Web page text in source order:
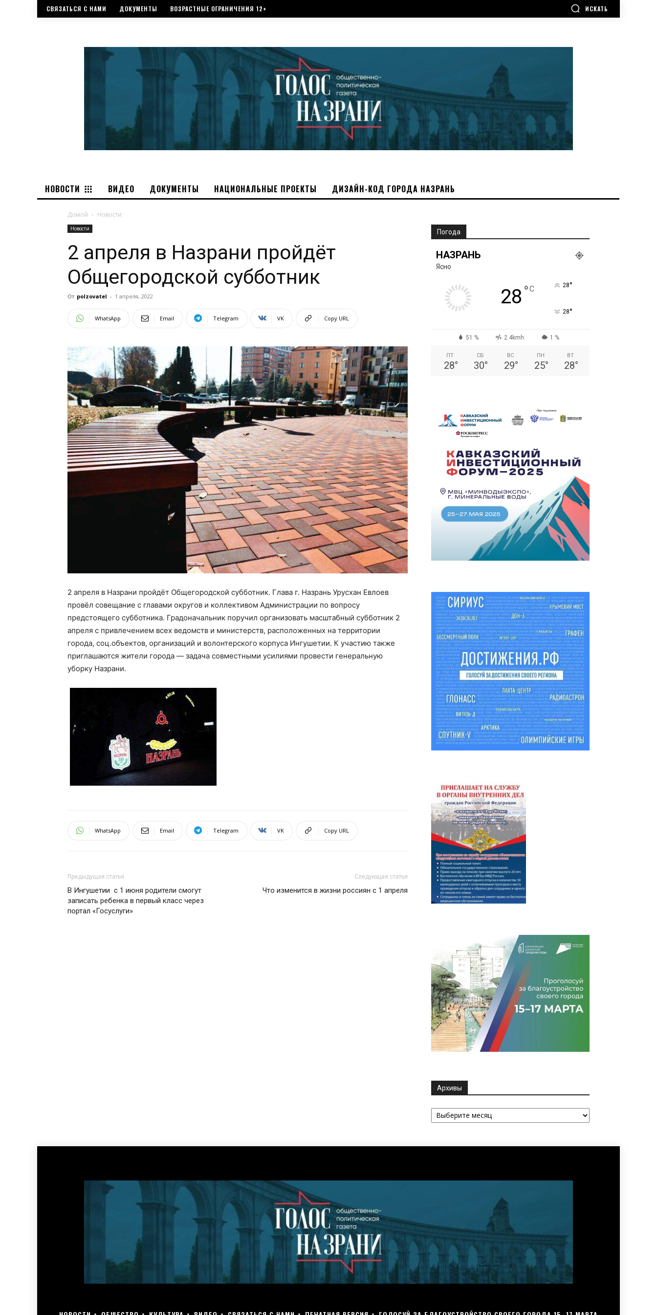
СВЯЗАТЬСЯ С НАМИ ДОКУМЕНТЫ ВОЗРАСТНЫЕ ОГРАНИЧЕНИЯ 12+ ИСКАТЬ
НОВОСТИ ВИДЕО ДОКУМЕНТЫ НАЦИОНАЛЬНЫЕ ПРОЕКТЫ ДИЗАЙН-КОД ГОРОДА НАЗРАНЬ
Домой Новости
Новости
2 апреля в Назрани пройдёт
Общегородской субботник
От polzovatel - 1 апреля, 2022
WhatsApp Email Telegram VK Copy URL
2 апреля в Назрани пройдёт Общегородской субботник. Глава г. Назрань Урусхан Евлоев
провёл совещание с главами округов и коллективом Администрации по вопросу
предстоящего субботника. Градоначальник поручил организовать масштабный субботник 2
апреля с привлечением всех ведомств и министерств, расположенных на территории
города, соц.объектов, организаций и волонтерского корпуса Ингушетии. К участию также
приглашаются жители города — задача совместными усилиями провести генеральную
уборку Назрани.
WhatsApp Email Telegram VK Copy URL
Предыдущая статья
В Ингушетии с 1 июня родители смогут
записать ребенка в первый класс через
портал «Госуслуги»
Следующая статья
Что изменится в жизни россиян с 1 апреля
Погода
НАЗРАНЬ
Ясно
28 °C 28°
28°
51 % 2.4kmh 1 %
ПТ
28°
СБ
30°
ВС
29°
ПН
25°
ВТ
28°
Архивы
Архивы